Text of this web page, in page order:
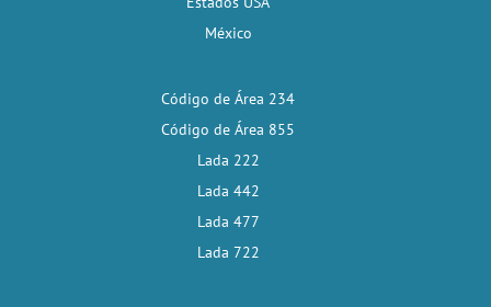
México
Código de Área 234
Código de Área 855
Lada 222
Lada 442
Lada 477
Lada 722